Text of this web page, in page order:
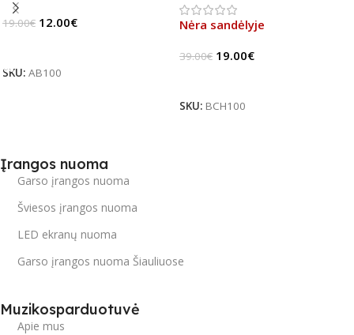
19.00€ 12.00€
SKU: AB100
Nėra sandėlyje
39.00€ 19.00€
SKU: BCH100
Įrangos nuoma
Garso įrangos nuoma
Šviesos įrangos nuoma
LED ekranų nuoma
Garso įrangos nuoma Šiauliuose
Muzikosparduotuvė
Apie mus